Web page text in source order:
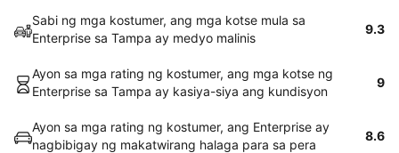
Sabi ng mga kostumer, ang mga kotse mula sa
Enterprise sa Tampa ay medyo malinis
9.3
Ayon sa mga rating ng kostumer, ang mga kotse ng
Enterprise sa Tampa ay kasiya-siya ang kundisyon
9
Ayon sa mga rating ng kostumer, ang Enterprise ay
nagbibigay ng makatwirang halaga para sa pera
8.6